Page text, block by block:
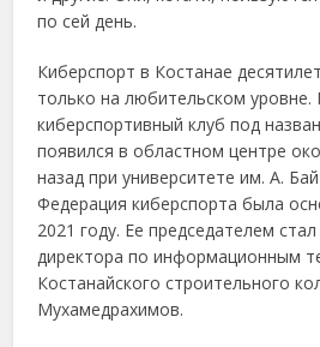
по сей день.
Киберспорт в Костанае
только на любительском уровне.
киберспортивный клуб под
появился в областном центре
назад при университете им. А.
Федерация киберспорта была
2021 году. Ее председателем
директора по информационным
Костанайского строительного
Мухамедрахимов.